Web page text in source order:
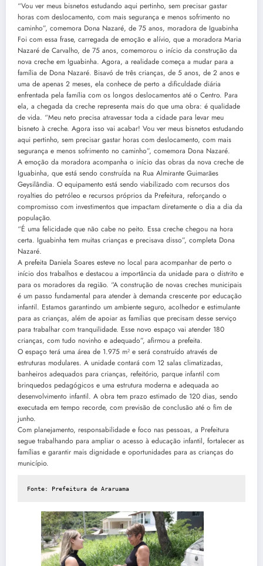
“Vou ver meus bisnetos estudando aqui pertinho, sem precisar gastar
horas com deslocamento, com mais segurança e menos sofrimento no
caminho”, comemora Dona Nazaré, de 75 anos, moradora de Iguabinha
Foi com essa frase, carregada de emoção e alívio, que a moradora Maria
Nazaré de Carvalho, de 75 anos, comemorou o início da construção da
nova creche em Iguabinha. Agora, a realidade começa a mudar para a
família de Dona Nazaré. Bisavó de três crianças, de 5 anos, de 2 anos e
uma de apenas 2 meses, ela conhece de perto a dificuldade diária
enfrentada pela família com os longos deslocamentos até o Centro. Para
ela, a chegada da creche representa mais do que uma obra: é qualidade
de vida. “Meu neto precisa atravessar toda a cidade para levar meu
bisneto à creche. Agora isso vai acabar! Vou ver meus bisnetos estudando
aqui pertinho, sem precisar gastar horas com deslocamento, com mais
segurança e menos sofrimento no caminho”, comemora Dona Nazaré.
A emoção da moradora acompanha o início das obras da nova creche de
Iguabinha, que está sendo construída na Rua Almirante Guimarães
Geysilândia. O equipamento está sendo viabilizado com recursos dos
royalties do petróleo e recursos próprios da Prefeitura, reforçando o
compromisso com investimentos que impactam diretamente o dia a dia da
população.
“É uma felicidade que não cabe no peito. Essa creche chegou na hora
certa. Iguabinha tem muitas crianças e precisava disso”, completa Dona
Nazaré.
A prefeita Daniela Soares esteve no local para acompanhar de perto o
início dos trabalhos e destacou a importância da unidade para o distrito e
para os moradores da região. “A construção de novas creches municipais
é um passo fundamental para atender à demanda crescente por educação
infantil. Estamos garantindo um ambiente seguro, acolhedor e estimulante
para as crianças, além de apoiar as famílias que precisam desse serviço
para trabalhar com tranquilidade. Esse novo espaço vai atender 180
crianças, com tudo novinho e adequado”, afirmou a prefeita.
O espaço terá uma área de 1.975 m² e será construído através de
estruturas modulares. A unidade contará com 12 salas climatizadas,
banheiros adequados para crianças, refeitório, parque infantil com
brinquedos pedagógicos e uma estrutura moderna e adequada ao
desenvolvimento infantil. A obra tem prazo estimado de 120 dias, sendo
executada em tempo recorde, com previsão de conclusão até o fim de
junho.
Com planejamento, responsabilidade e foco nas pessoas, a Prefeitura
segue trabalhando para ampliar o acesso à educação infantil, fortalecer as
famílias e garantir mais dignidade e oportunidades para as crianças do
município.
Fonte: Prefeitura de Araruama